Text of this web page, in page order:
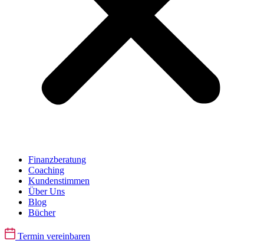
Finanzberatung
Coaching
Kundenstimmen
Über Uns
Blog
Bücher
Termin vereinbaren